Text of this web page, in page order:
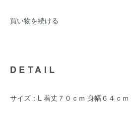
買い物を続ける
DETAIL
サイズ：L 着丈７０ｃｍ 身幅６４ｃｍ